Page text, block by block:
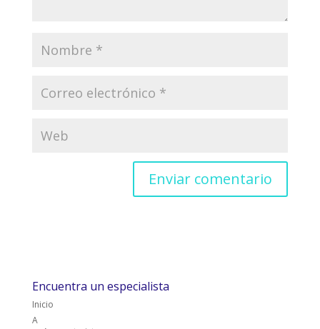
Encuentra un especialista
Inicio
A